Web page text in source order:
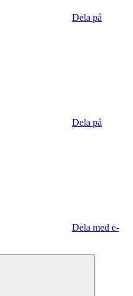
Dela på
Dela på
Dela med e-